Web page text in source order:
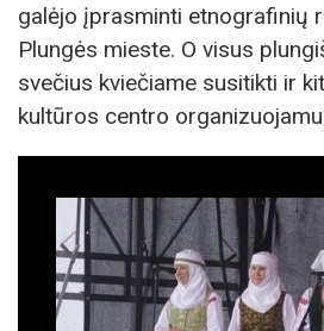
galėjo įprasminti etnografinių
Plungės mieste. O visus
svečius kviečiame susitikti ir
kultūros centro